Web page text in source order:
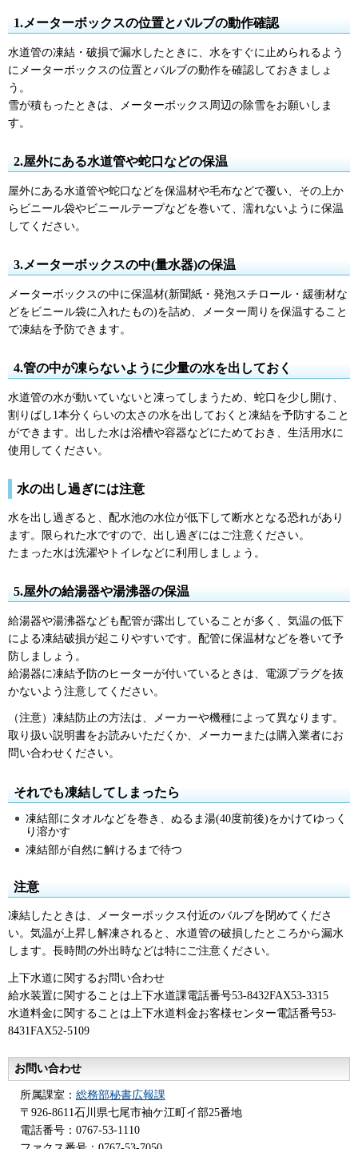
1.メーターボックスの位置とバルブの動作確認
水道管の凍結・破損で漏水したときに、水をすぐに止められるよう
にメーターボックスの位置とバルブの動作を確認しておきましょ
う。
雪が積もったときは、メーターボックス周辺の除雪をお願いしま
す。
2.屋外にある水道管や蛇口などの保温
屋外にある水道管や蛇口などを保温材や毛布などで覆い、その上か
らビニール袋やビニールテープなどを巻いて、濡れないように保温
してください。
3.メーターボックスの中(量水器)の保温
メーターボックスの中に保温材(新聞紙・発泡スチロール・緩衝材な
どをビニール袋に入れたもの)を詰め、メーター周りを保温すること
で凍結を予防できます。
4.管の中が凍らないように少量の水を出しておく
水道管の水が動いていないと凍ってしまうため、蛇口を少し開け、
割りばし1本分くらいの太さの水を出しておくと凍結を予防すること
ができます。出した水は浴槽や容器などにためておき、生活用水に
使用してください。
水の出し過ぎには注意
水を出し過ぎると、配水池の水位が低下して断水となる恐れがあり
ます。限られた水ですので、出し過ぎにはご注意ください。
たまった水は洗濯やトイレなどに利用しましょう。
5.屋外の給湯器や湯沸器の保温
給湯器や湯沸器なども配管が露出していることが多く、気温の低下
による凍結破損が起こりやすいです。配管に保温材などを巻いて予
防しましょう。
給湯器に凍結予防のヒーターが付いているときは、電源プラグを抜
かないよう注意してください。
（注意）凍結防止の方法は、メーカーや機種によって異なります。
取り扱い説明書をお読みいただくか、メーカーまたは購入業者にお
問い合わせください。
それでも凍結してしまったら
凍結部にタオルなどを巻き、ぬるま湯(40度前後)をかけてゆっく
り溶かす
凍結部が自然に解けるまで待つ
注意
凍結したときは、メーターボックス付近のバルブを閉めてくださ
い。気温が上昇し解凍されると、水道管の破損したところから漏水
します。長時間の外出時などは特にご注意ください。
上下水道に関するお問い合わせ
給水装置に関することは上下水道課電話番号53-8432FAX53-3315
水道料金に関することは上下水道料金お客様センター電話番号53-
8431FAX52-5109
お問い合わせ
所属課室： 総務部秘書広報課
〒926-8611石川県七尾市袖ケ江町イ部25番地
電話番号：0767-53-1110